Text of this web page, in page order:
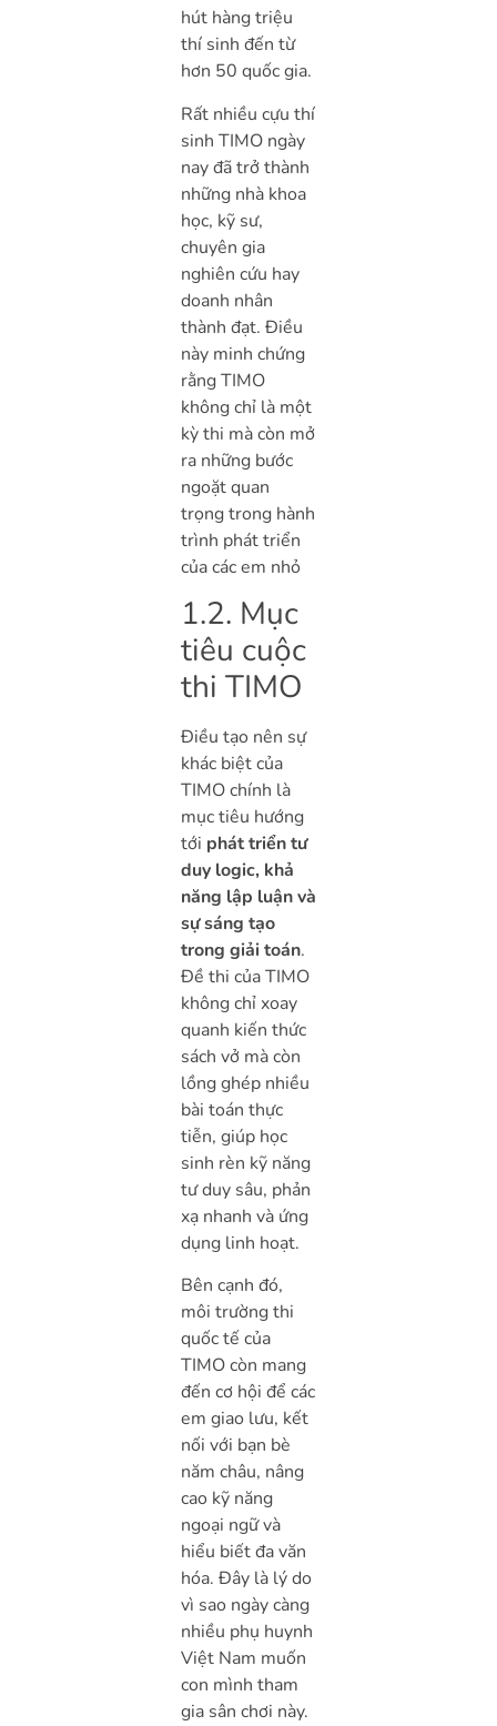
hút hàng triệu
thí sinh đến từ
hơn 50 quốc gia.
Rất nhiều cựu thí
sinh TIMO ngày
nay đã trở thành
những nhà khoa
học, kỹ sư,
chuyên gia
nghiên cứu hay
doanh nhân
thành đạt. Điều
này minh chứng
rằng TIMO
không chỉ là một
kỳ thi mà còn mở
ra những bước
ngoặt quan
trọng trong hành
trình phát triển
của các em nhỏ
1.2. Mục
tiêu cuộc
thi TIMO
Điều tạo nên sự
khác biệt của
TIMO chính là
mục tiêu hướng
tới phát triển tư
duy logic, khả
năng lập luận và
sự sáng tạo
trong giải toán.
Đề thi của TIMO
không chỉ xoay
quanh kiến thức
sách vở mà còn
lồng ghép nhiều
bài toán thực
tiễn, giúp học
sinh rèn kỹ năng
tư duy sâu, phản
xạ nhanh và ứng
dụng linh hoạt.
Bên cạnh đó,
môi trường thi
quốc tế của
TIMO còn mang
đến cơ hội để các
em giao lưu, kết
nối với bạn bè
năm châu, nâng
cao kỹ năng
ngoại ngữ và
hiểu biết đa văn
hóa. Đây là lý do
vì sao ngày càng
nhiều phụ huynh
Việt Nam muốn
con mình tham
gia sân chơi này.